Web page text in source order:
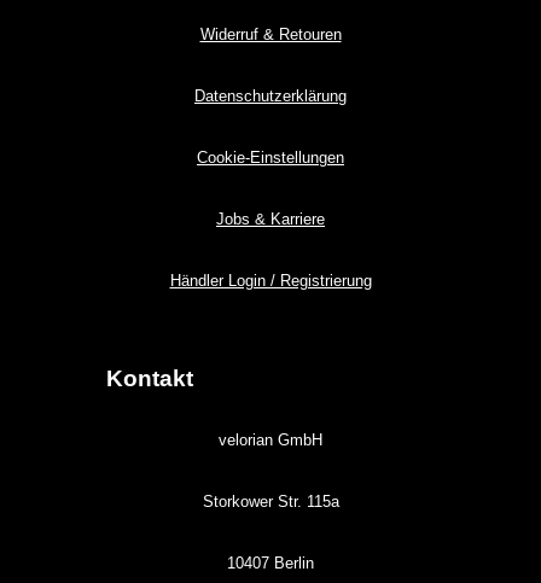
Widerruf & Retouren
Datenschutzerklärung
Cookie-Einstellungen
Jobs & Karriere
Händler Login / Registrierung
Kontakt
velorian GmbH
Storkower Str. 115a
10407 Berlin